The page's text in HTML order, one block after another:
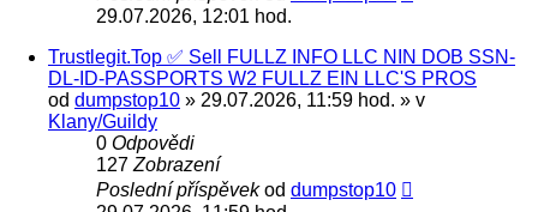
29.07.2026, 12:01 hod.
Trustlegit.Top ✅ Sell FULLZ INFO LLC NIN DOB SSN-
DL-ID-PASSPORTS W2 FULLZ EIN LLC'S PROS
od dumpstop10 » 29.07.2026, 11:59 hod. » v
Klany/Guildy
0 Odpovědi
127 Zobrazení
Poslední příspěvekod dumpstop10